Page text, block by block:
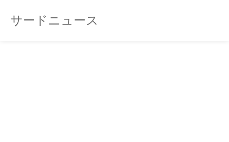
サードニュース